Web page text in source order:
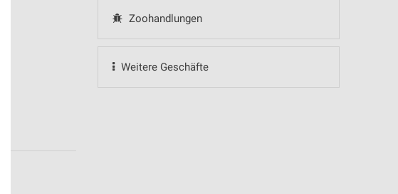
Zoohandlungen
Weitere Geschäfte